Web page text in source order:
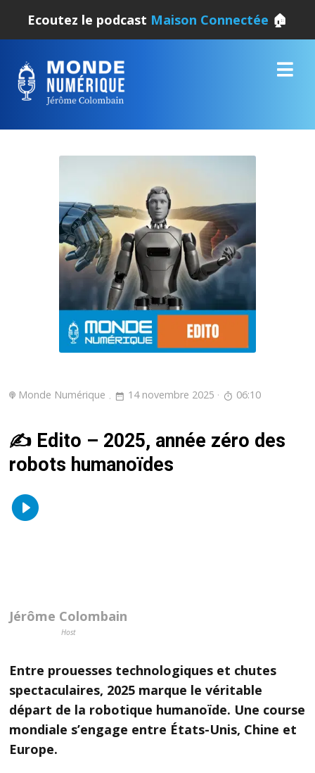
Ecoutez le podcast Maison Connectée 🏠
Monde Numérique 14 novembre 2025 06:10
✍️ Edito – 2025, année zéro des
robots humanoïdes
Jérôme Colombain
Host
Entre prouesses technologiques et chutes
spectaculaires, 2025 marque le véritable
départ de la robotique humanoïde. Une course
mondiale s’engage entre États-Unis, Chine et
Europe.